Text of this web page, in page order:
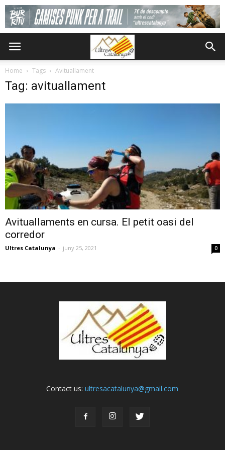
Home Tags Avituallament
Tag: avituallament
Avituallaments en cursa. El petit oasi del
corredor
Ultres Catalunya - juny 25, 2021 0
Contact us:ultresacatalunya@gmail.com